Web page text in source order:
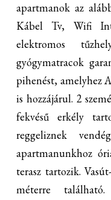
apartmanok az
Kábel Tv, Wifi
elektromos
gyógymatracok
pihenést, amelyhez
is hozzájárul. 2
fekvésű erkély
reggeliznek
apartmanunkhoz
terasz tartozik.
méterre